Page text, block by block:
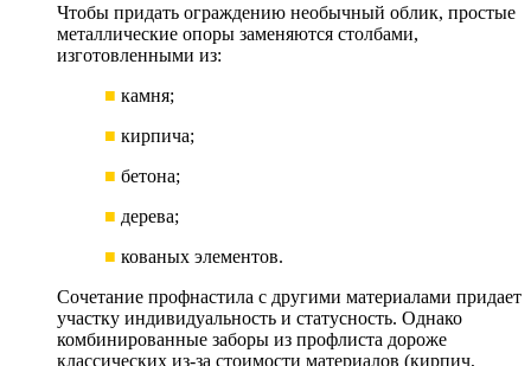
Чтобы придать ограждению необычный облик, простые
металлические опоры заменяются столбами,
изготовленными из:
■ камня;
■ кирпича;
■ бетона;
■ дерева;
■ кованых элементов.
Сочетание профнастила с другими материалами придает
участку индивидуальность и статусность. Однако
комбинированные заборы из профлиста дороже
классических из-за стоимости материалов (кирпич,